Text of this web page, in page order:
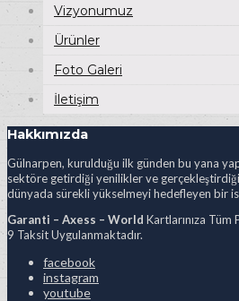
Vizyonumuz
Ürünler
Foto Galeri
İletişim
Hakkımızda
Gülnarpen, kurulduğu ilk günden bu yana
sektöre getirdiği yenilikler ve
dünyada sürekli yükselmeyi hedefleyen bir
Garanti – Axess – World Kartlarınıza Tüm
9 Taksit Uygulanmaktadır.
facebook
instagram
youtube